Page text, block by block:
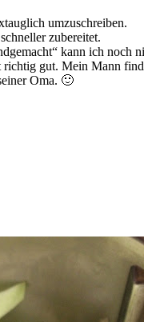
umzuschreiben.
zubereitet.
kann ich noch
richtig gut. Mein Mann
Oma. 🙂